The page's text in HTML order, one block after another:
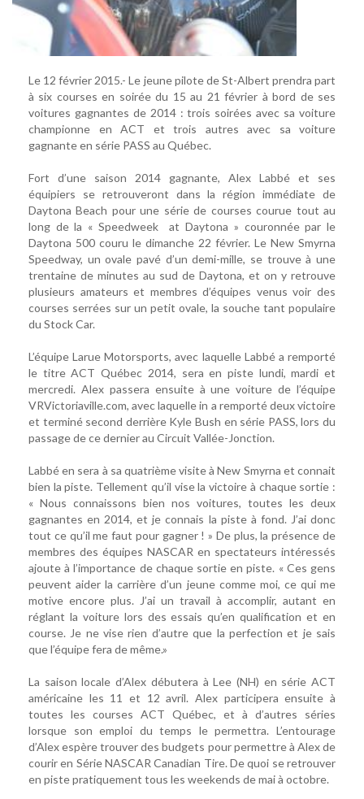
Le 12 février 2015.- Le jeune pilote de St-Albert prendra part
à six courses en soirée du 15 au 21 février à bord de ses
voitures gagnantes de 2014 : trois soirées avec sa voiture
championne en ACT et trois autres avec sa voiture
gagnante en série PASS au Québec.
Fort d’une saison 2014 gagnante, Alex Labbé et ses
équipiers se retrouveront dans la région immédiate de
Daytona Beach pour une série de courses courue tout au
long de la « Speedweek at Daytona » couronnée par le
Daytona 500 couru le dimanche 22 février. Le New Smyrna
Speedway, un ovale pavé d’un demi-mille, se trouve à une
trentaine de minutes au sud de Daytona, et on y retrouve
plusieurs amateurs et membres d’équipes venus voir des
courses serrées sur un petit ovale, la souche tant populaire
du Stock Car.
L’équipe Larue Motorsports, avec laquelle Labbé a remporté
le titre ACT Québec 2014, sera en piste lundi, mardi et
mercredi. Alex passera ensuite à une voiture de l’équipe
VRVictoriaville.com, avec laquelle in a remporté deux victoire
et terminé second derrière Kyle Bush en série PASS, lors du
passage de ce dernier au Circuit Vallée-Jonction.
Labbé en sera à sa quatrième visite à New Smyrna et connait
bien la piste. Tellement qu’il vise la victoire à chaque sortie :
« Nous connaissons bien nos voitures, toutes les deux
gagnantes en 2014, et je connais la piste à fond. J’ai donc
tout ce qu’il me faut pour gagner ! » De plus, la présence de
membres des équipes NASCAR en spectateurs intéressés
ajoute à l’importance de chaque sortie en piste. « Ces gens
peuvent aider la carrière d’un jeune comme moi, ce qui me
motive encore plus. J’ai un travail à accomplir, autant en
réglant la voiture lors des essais qu’en qualification et en
course. Je ne vise rien d’autre que la perfection et je sais
que l’équipe fera de même.»
La saison locale d’Alex débutera à Lee (NH) en série ACT
américaine les 11 et 12 avril. Alex participera ensuite à
toutes les courses ACT Québec, et à d’autres séries
lorsque son emploi du temps le permettra. L’entourage
d’Alex espère trouver des budgets pour permettre à Alex de
courir en Série NASCAR Canadian Tire. De quoi se retrouver
en piste pratiquement tous les weekends de mai à octobre.